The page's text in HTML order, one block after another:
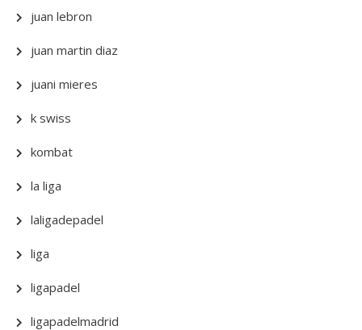
juan lebron
juan martin diaz
juani mieres
k swiss
kombat
la liga
laligadepadel
liga
ligapadel
ligapadelmadrid